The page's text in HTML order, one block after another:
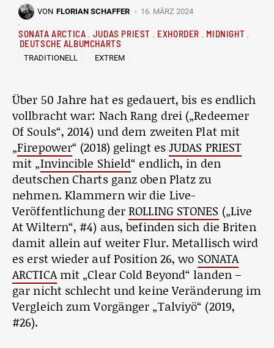
VON FLORIAN SCHAFFER 16. MÄRZ 2024
SONATA ARCTICA JUDAS PRIEST EXHORDER
MIDNIGHT
DEUTSCHE ALBUMCHARTS
TRADITIONELL EXTREM
Über 50 Jahre hat es gedauert, bis es endlich
vollbracht war: Nach Rang drei („Redeemer
Of Souls“, 2014) und dem zweiten Plat mit
„Firepower“ (2018) gelingt esJUDAS PRIEST
mit „Invincible Shield“ endlich, in den
deutschen Charts ganz oben Platz zu
nehmen. Klammern wir die Live-
Veröffentlichung derROLLING STONES („Live
At Wiltern“, #4) aus, befinden sich die Briten
damit allein auf weiter Flur. Metallisch wird
es erst wieder auf Position 26, wo SONATA
ARCTICAmit „Clear Cold Beyond“ landen –
gar nicht schlecht und keine Veränderung im
Vergleich zum Vorgänger „Talviyö“ (2019,
#26).